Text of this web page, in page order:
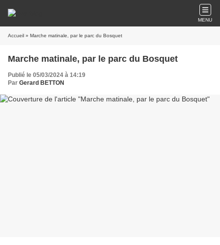
MENU
Accueil » Marche matinale, par le parc du Bosquet
Marche matinale, par le parc du Bosquet
Publié le 05/03/2024 à 14:19
Par Gerard BETTON